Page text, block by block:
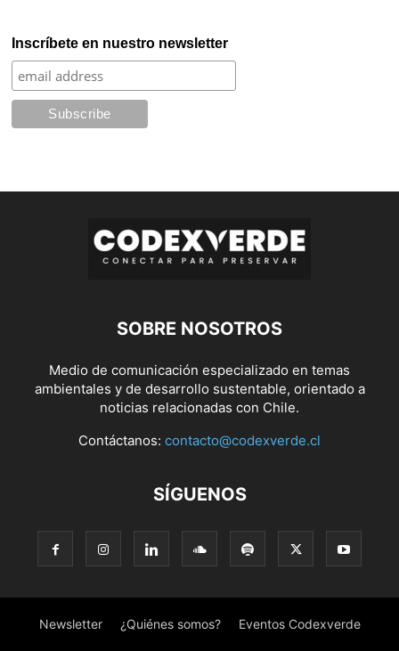
Inscríbete en nuestro newsletter
SOBRE NOSOTROS
Medio de comunicación especializado en temas
ambientales y de desarrollo sustentable, orientado a
noticias relacionadas con Chile.
Contáctanos: contacto@codexverde.cl
SÍGUENOS
Newsletter ¿Quiénes somos? Eventos Codexverde